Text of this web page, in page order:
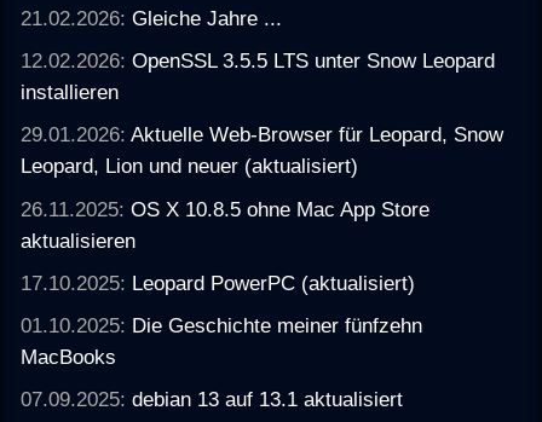
21.02.2026:Gleiche Jahre ...
12.02.2026:OpenSSL 3.5.5 LTS unter Snow Leopard
installieren
29.01.2026:Aktuelle Web-Browser für Leopard, Snow
Leopard, Lion und neuer (aktualisiert)
26.11.2025:OS X 10.8.5 ohne Mac App Store
aktualisieren
17.10.2025: Leopard PowerPC (aktualisiert)
01.10.2025: Die Geschichte meiner fünfzehn
MacBooks
07.09.2025:debian 13 auf 13.1 aktualisiert